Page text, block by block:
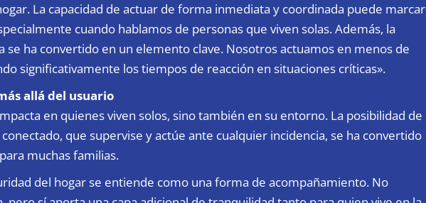
La capacidad de actuar de forma inmediata y coordinada puede marcar
cuando hablamos de personas que viven solas. Además, la
se ha convertido en un elemento clave. Nosotros actuamos en menos de
significativamente los tiempos de reacción en situaciones críticas».
allá del usuario
en quienes viven solos, sino también en su entorno. La posibilidad de
que supervise y actúe ante cualquier incidencia, se ha convertido
muchas familias.
del hogar se entiende como una forma de acompañamiento. No